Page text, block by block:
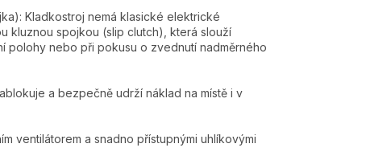
Kladkostroj nemá klasické elektrické
kluznou spojkou (slip clutch), která slouží
polohy nebo při pokusu o zvednutí nadměrného
a bezpečně udrží náklad na místě i v
ventilátorem a snadno přístupnými uhlíkovými